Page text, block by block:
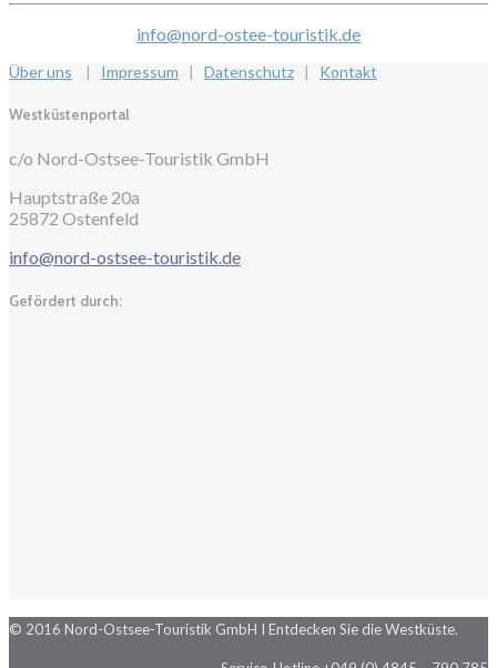
info@nord-ostee-touristik.de
Über uns | Impressum | Datenschutz | Kontakt
Westküstenportal
c/o Nord-Ostsee-Touristik GmbH
Hauptstraße 20a
25872 Ostenfeld
info@nord-ostsee-touristik.de
Gefördert durch:
© 2016 Nord-Ostsee-Touristik GmbH I Entdecken Sie die Westküste.